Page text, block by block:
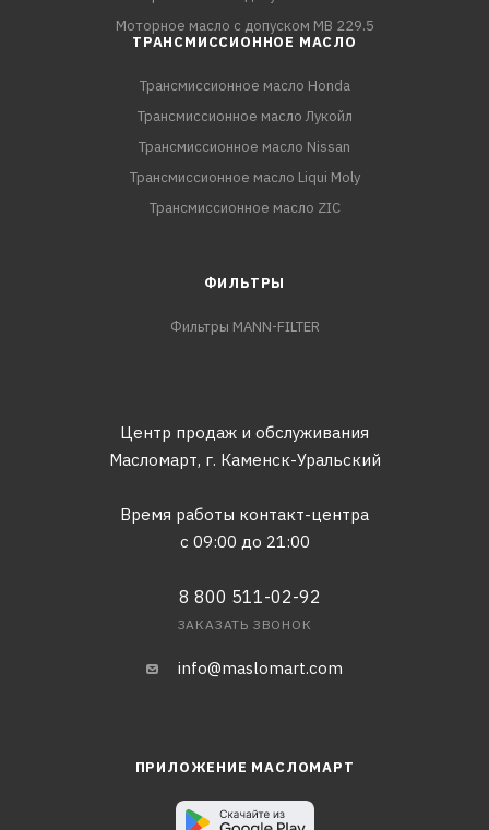
Моторное масло с допуском MB 229.5
ТРАНСМИССИОННОЕ МАСЛО
Трансмиссионное масло Honda
Трансмиссионное масло Лукойл
Трансмиссионное масло Nissan
Трансмиссионное масло Liqui Moly
Трансмиссионное масло ZIC
ФИЛЬТРЫ
Фильтры MANN-FILTER
Центр продаж и обслуживания
Масломарт, г. Каменск-Уральский
Время работы контакт-центра
с 09:00 до 21:00
8 800 511-02-92
ЗАКАЗАТЬ ЗВОНОК
info@maslomart.com
ПРИЛОЖЕНИЕ МАСЛОМАРТ